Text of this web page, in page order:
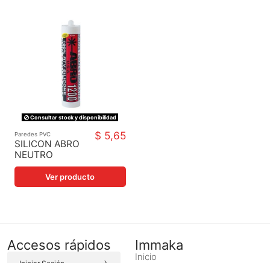
Consultar stock y disponibilidad
Paredes PVC
SILICON ABRO
NEUTRO
TRANSP 300
$ 5,65
Ver producto
Accesos rápidos Immaka
Inicio